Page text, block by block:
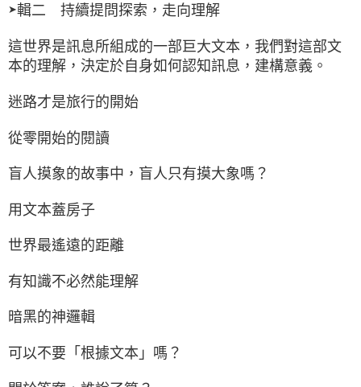
➤輯二 持續提問探索，走向理解
這世界是訊息所組成的一部巨大文本，我們對這部文
本的理解，決定於自身如何認知訊息，建構意義。
迷路才是旅行的開始
從零開始的閱讀
盲人摸象的故事中，盲人只有摸大象嗎？
用文本蓋房子
世界最遙遠的距離
有知識不必然能理解
暗黑的神邏輯
可以不要「根據文本」嗎？